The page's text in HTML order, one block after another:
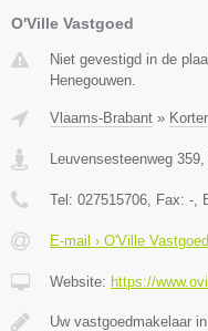
O'Ville Vastgoed
Niet gevestigd in de
Henegouwen.
Vlaams-Brabant »
Leuvensesteenweg 359,
Tel: 027515706, Fax: -,
E-mail › O'Ville Vastgoed
Website: https://
Uw vastgoedmakelaar